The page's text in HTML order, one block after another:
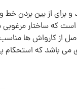
برای از بین بردن
است که ساختار مرغوبی
از کارواش ها
می باشد که استحکام